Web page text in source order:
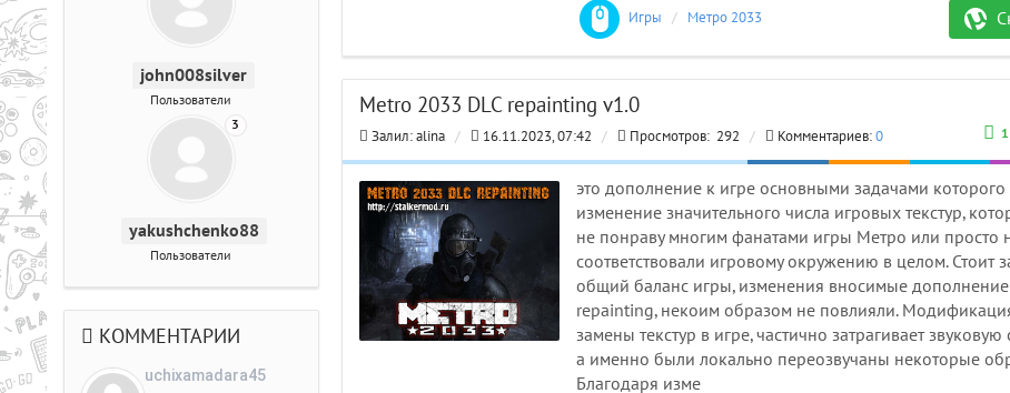
Игры / Метро 2033 моды
Metro 2033 DLC repainting v1.0
1
Залил:alina / 16.11.2023, 07:42 / Просмотров: 292 / Комментариев:0
это дополнение к игре основными задачами которого
изменение значительного числа игровых текстур,
не понраву многим фанатами игры Метро или просто
соответствовали игровому окружению в целом. Стоит
общий баланс игры, изменения вносимые
repainting, некоим образом не повлияли.
замены текстур в игре, частично затрагивает
а именно были локально переозвучаны некоторые
Благодаря изме
john008silver
Пользователи
3
yakushchenko88
Пользователи
КОММЕНТАРИИ
uchixamadara45